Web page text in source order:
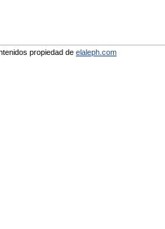
propiedad de elaleph.com